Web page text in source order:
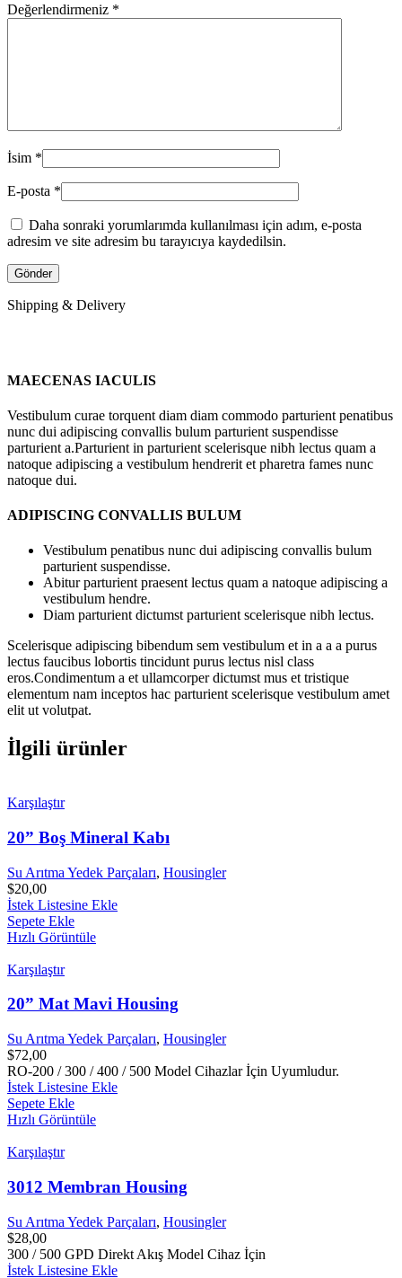
Değerlendirmeniz *
İsim *
E-posta *
Daha sonraki yorumlarımda kullanılması için adım, e-posta
adresim ve site adresim bu tarayıcıya kaydedilsin.
Shipping & Delivery
MAECENAS IACULIS
Vestibulum curae torquent diam diam commodo parturient penatibus
nunc dui adipiscing convallis bulum parturient suspendisse
parturient a.Parturient in parturient scelerisque nibh lectus quam a
natoque adipiscing a vestibulum hendrerit et pharetra fames nunc
natoque dui.
ADIPISCING CONVALLIS BULUM
Vestibulum penatibus nunc dui adipiscing convallis bulum
parturient suspendisse.
Abitur parturient praesent lectus quam a natoque adipiscing a
vestibulum hendre.
Diam parturient dictumst parturient scelerisque nibh lectus.
Scelerisque adipiscing bibendum sem vestibulum et in a a a purus
lectus faucibus lobortis tincidunt purus lectus nisl class
eros.Condimentum a et ullamcorper dictumst mus et tristique
elementum nam inceptos hac parturient scelerisque vestibulum amet
elit ut volutpat.
İlgili ürünler
Karşılaştır
20” Boş Mineral Kabı
Su Arıtma Yedek Parçaları, Housingler
$20,00
İstek Listesine Ekle
Sepete Ekle
Hızlı Görüntüle
Karşılaştır
20” Mat Mavi Housing
Su Arıtma Yedek Parçaları, Housingler
$72,00
RO-200 / 300 / 400 / 500 Model Cihazlar İçin Uyumludur.
İstek Listesine Ekle
Sepete Ekle
Hızlı Görüntüle
Karşılaştır
3012 Membran Housing
Su Arıtma Yedek Parçaları, Housingler
$28,00
300 / 500 GPD Direkt Akış Model Cihaz İçin
İstek Listesine Ekle